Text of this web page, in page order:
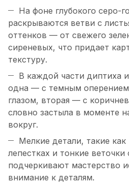
На фоне глубокого серо-
раскрываются ветви с
оттенков — от свежего
сиреневых, что придает
текстуру.
В каждой части диптиха
одна — с темным
глазом, вторая — с
словно застыла в моменте
вокруг.
Мелкие детали, такие
лепестках и тонкие
подчеркивают мастерство
внимание к деталям.